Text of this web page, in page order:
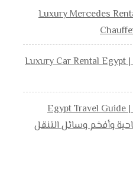
Luxury Mercedes
Luxury Car Rental Egypt
دليل السفر إلى مصر 2026 | Egypt Travel Guide
وأفخم وسائل التنقل